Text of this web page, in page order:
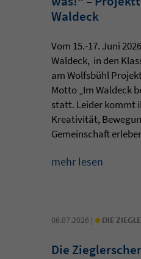
Waldeck
Vom 15.-17. Juni
Waldeck, in den
am Wolfsbühl
Motto „Im Waldeck
statt. Leider kommt
Kreativität,
Gemeinschaft
mehr lesen
06.07.2026 | • DIE
Die